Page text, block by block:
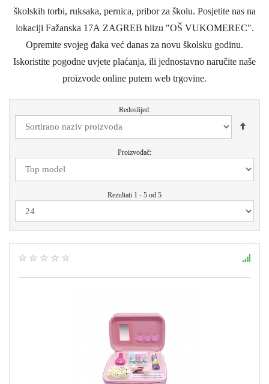
školskih torbi, ruksaka, pernica, pribor za školu. Posjetite nas na
lokaciji Fažanska 17A ZAGREB blizu "OŠ VUKOMEREC".
Opremite svojeg đaka već danas za novu školsku godinu.
Iskoristite pogodne uvjete plaćanja, ili jednostavno naručite naše
proizvode online putem web trgovine.
Redoslijed:
Proizvođač:
Rezultati 1 - 5 od 5